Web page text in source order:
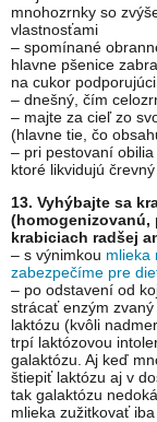
mnohozrnky so
vlastnosťami
– spomínané
hlavne pšenice
na cukor
– dnešný, čím
– majte za cieľ zo
(hlavne tie, čo
– pri pestovaní
ktoré likvidujú črevný
13. Vyhýbajte sa
(homogenizovanú,
krabiciach radšej
– s výnimkou mlieka
zabezpečíme pre
– po odstavení od
strácať enzým
laktózu (kvôli
trpí laktózovou
galaktózu. Aj keď
štiepiť laktózu aj v
tak galaktózu
mlieka zužitkovať